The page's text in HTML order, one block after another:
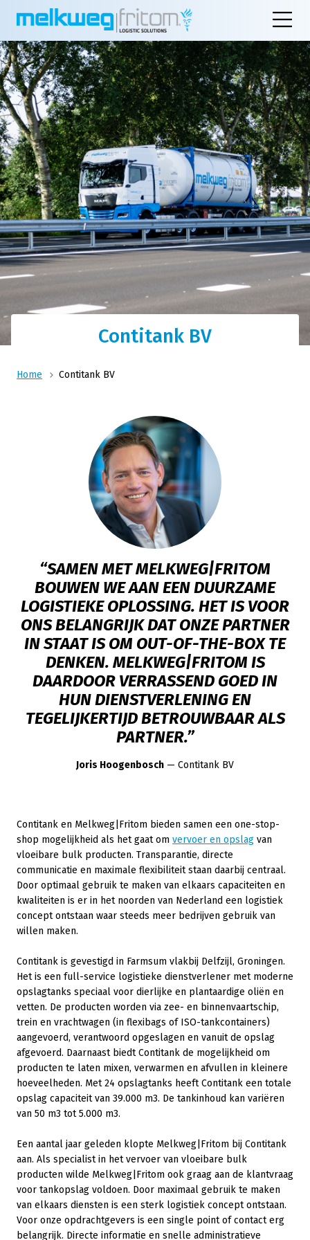
Contitank BV
Home Contitank BV
“SAMEN MET MELKWEG|FRITOM
BOUWEN WE AAN EEN DUURZAME
LOGISTIEKE OPLOSSING. HET IS VOOR
ONS BELANGRIJK DAT ONZE PARTNER
IN STAAT IS OM OUT-OF-THE-BOX TE
DENKEN. MELKWEG|FRITOM IS
DAARDOOR VERRASSEND GOED IN
HUN DIENSTVERLENING EN
TEGELIJKERTIJD BETROUWBAAR ALS
PARTNER.”
Joris Hoogenbosch — Contitank BV
Contitank en Melkweg|Fritom bieden samen een one-stop-
shop mogelijkheid als het gaat om vervoer en opslag van
vloeibare bulk producten. Transparantie, directe
communicatie en maximale flexibiliteit staan daarbij centraal.
Door optimaal gebruik te maken van elkaars capaciteiten en
kwaliteiten is er in het noorden van Nederland een logistiek
concept ontstaan waar steeds meer bedrijven gebruik van
willen maken.
Contitank is gevestigd in Farmsum vlakbij Delfzijl, Groningen.
Het is een full-service logistieke dienstverlener met moderne
opslagtanks speciaal voor dierlijke en plantaardige oliën en
vetten. De producten worden via zee- en binnenvaartschip,
trein en vrachtwagen (in flexibags of ISO-tankcontainers)
aangevoerd, verantwoord opgeslagen en vanuit de opslag
afgevoerd. Daarnaast biedt Contitank de mogelijkheid om
producten te laten mixen, verwarmen en afvullen in kleinere
hoeveelheden. Met 24 opslagtanks heeft Contitank een totale
opslag capaciteit van 39.000 m3. De tankinhoud kan variëren
van 50 m3 tot 5.000 m3.
Een aantal jaar geleden klopte Melkweg|Fritom bij Contitank
aan. Als specialist in het vervoer van vloeibare bulk
producten wilde Melkweg|Fritom ook graag aan de klantvraag
voor tankopslag voldoen. Door maximaal gebruik te maken
van elkaars diensten is een sterk logistiek concept ontstaan.
Voor onze opdrachtgevers is een single point of contact erg
belangrijk. Directe informatie en snelle administratieve